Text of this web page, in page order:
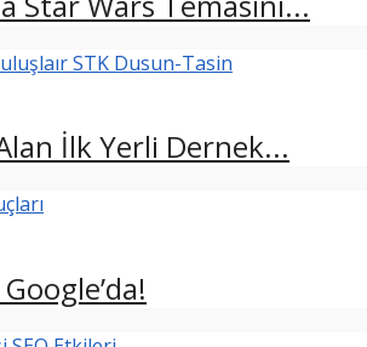
İlk Yerli Dernek...